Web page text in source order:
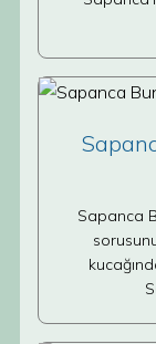
Sapanca